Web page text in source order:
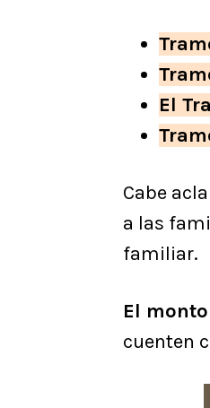
El
Cabe
a las
familiar.
El
cuenten